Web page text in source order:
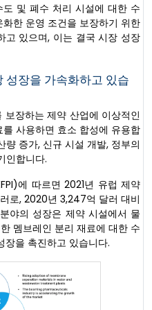
및 폐수 처리 시설에 대한 수
한 운영 조건을 보장하기 위한
고 있으며, 이는 결국 시장 성장
성장을 가속화하고 있습
장하는 제약 산업에 이상적인
사용하면 효소 합성에 유용합
증가, 신규 시설 개발, 정부의
인합니다.
에 따르면 2021년 유럽 제약
로, 2020년 3,247억 달러 대비
야의 성장은 제약 시설에서 물
멤브레인 분리 재료에 대한 수
장을 촉진하고 있습니다.